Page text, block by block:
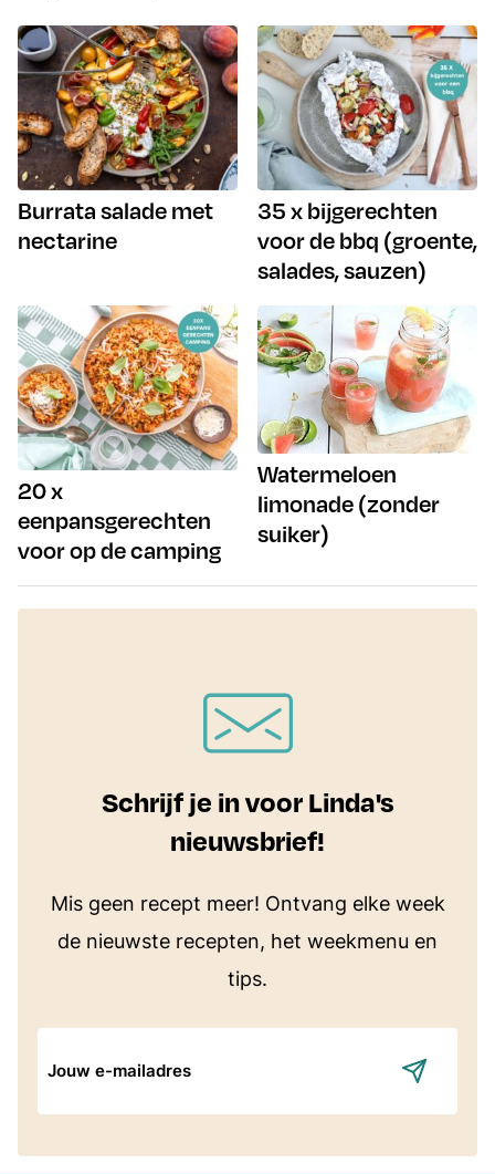
Burrata salade met
nectarine
35 x bijgerechten
voor de bbq (groente,
salades, sauzen)
20 x
eenpansgerechten
voor op de camping
Watermeloen
limonade (zonder
suiker)
Schrijf je in voor Linda's
nieuwsbrief!
Mis geen recept meer! Ontvang elke week
de nieuwste recepten, het weekmenu en
tips.
mailadres